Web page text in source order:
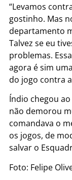
“Levamos
gostinho. Mas
departamento
Talvez se eu
problemas.
agora é sim
do jogo contra
Índio chegou
não demorou
comandava o
os jogos, de
salvar o
Foto: Felipe